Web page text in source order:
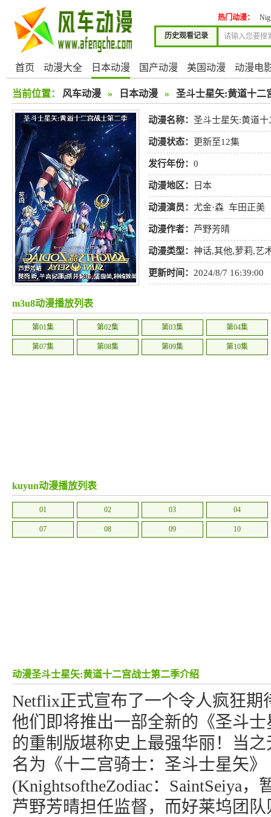
历史观看记录
热门动漫：
首页 动漫大全 日本动漫 国产动漫 美国动漫 动漫电
当前位置： 风车动漫 » 日本动漫 » 圣斗士星矢:黄道十二
动漫名称： 圣斗士星矢:黄道
动漫状态： 更新至12集
发行年份： 0
动漫地区： 日本
动漫演员： 尤金·森 车田正美
动漫作者： 芦野芳晴
动漫类型： 神话,其他,萝莉,艺
天下,血涌热情：热血动漫中的
惊悚,亲情
更新时间： 2024/8/7 16:39:00
m3u8动漫播放列表
第01集 第02集 第03集 第04集
第07集 第08集 第09集 第10集
kuyun动漫播放列表
01 02 03 04
07 08 09 10
动漫圣斗士星矢:黄道十二宫战士第二季介绍
Netflix正式宣布了一个令人疯狂期
他们即将推出一部全新的《圣斗
的重制版堪称史上最强华丽！当
名为《十二宫骑士：圣斗士星矢》
(KnightsoftheZodiac：SaintSeiya
芦野芳晴担任监督，而好莱坞团